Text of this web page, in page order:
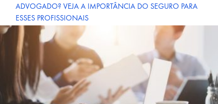
ADVOGADO? VEJA A IMPORTÂNCIA DO SEGURO PARA
ESSES PROFISSIONAIS